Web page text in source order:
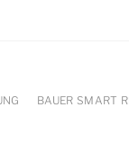
BAUER SMART